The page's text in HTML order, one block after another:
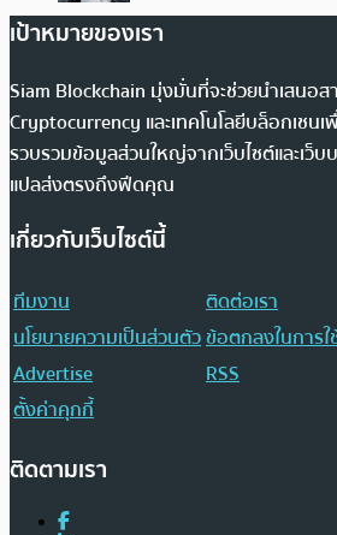
เป้าหมายของเรา
Siam Blockchain มุ่งมั่นที่จะช่วยนำเสนอส
Cryptocurrency และเทคโนโลยีบล็อกเชนเ
รวบรวมข้อมูลส่วนใหญ่จากเว็บไซต์และเว็บ
แปลส่งตรงถึงฟีดคุณ
เกี่ยวกับเว็บไซต์นี้
ทีมงาน
ติดต่อเรา
นโยบายความเป็นส่วนตัวข้อตกลงในการ
Advertise
RSS
ตั้งค่าคุกกี้
ติดตามเรา